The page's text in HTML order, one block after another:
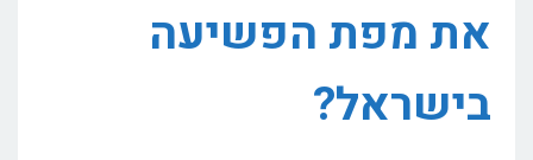
את מפת הפשיעה
בישראל?